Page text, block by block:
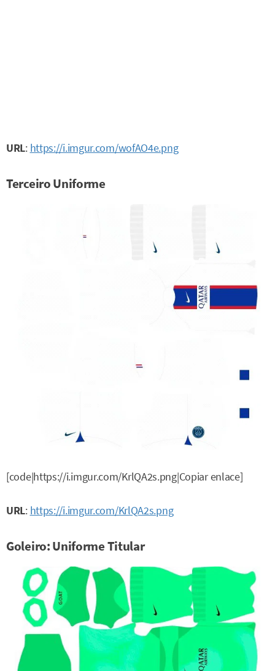
URL: https://i.imgur.com/wofAO4e.png
Terceiro Uniforme
[code|https://i.imgur.com/KrlQA2s.png|Copiar enlace]
URL: https://i.imgur.com/KrlQA2s.png
Goleiro: Uniforme Titular